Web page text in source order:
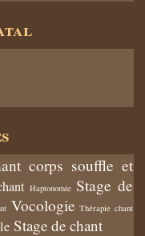
corps souffle et
Haptonomie Stage de
Vocologie Thérapie chant
Stage de chant